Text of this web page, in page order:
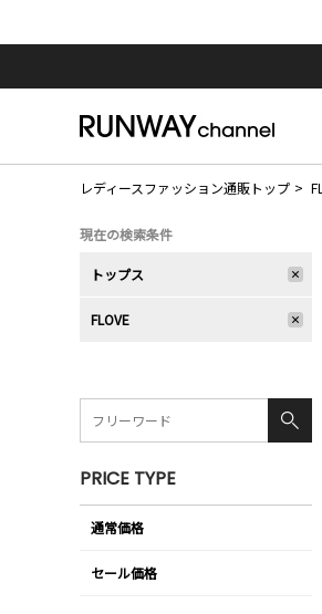
レディースファッション通販トップ
現在の検索条件
トップス
FLOVE
PRICE TYPE
通常価格
セール価格